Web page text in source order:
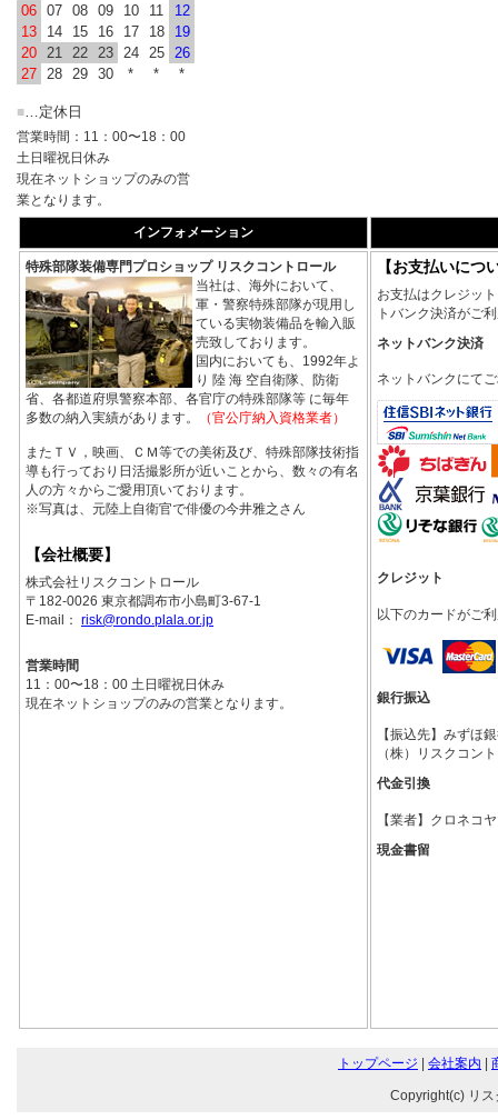
06 07 08 09 10 11
12
13
14 15 16 17 18
19
20
21 22 23 24 25
26
27
28 29 30 * * *
■ …定休日
営業時間：11：00〜18：00
土日曜祝日休み
現在ネットショップのみの営
業となります。
インフォメーション
特殊部隊装備専門プロショップ リスクコントロール
当社は、海外において、
軍・警察特殊部隊が現用し
ている実物装備品を輸入販
売致しております。
国内においても、1992年よ
り 陸 海 空自衛隊、防衛
省、各都道府県警察本部、各官庁の特殊部隊等 に毎年
多数の納入実績があります。
（官公庁納入資格業者）
またＴＶ，映画、ＣＭ等での美術及び、特殊部隊技術指
導も行っており日活撮影所が近いことから、数々の有名
人の方々からご愛用頂いております。
※写真は、元陸上自衛官で俳優の今井雅之さん
【会社概要】
株式会社リスクコントロール
〒182-0026 東京都調布市小島町3-67-1
E-mail： risk@rondo.plala.or.jp
営業時間
11：00〜18：00 土日曜祝日休み
現在ネットショップのみの営業となります。
【お支払いにつ
お支払はクレジッ
トバンク決済がご
ネットバンク決済
ネットバンクにて
クレジット
以下のカードがご
銀行振込
【振込先】みずほ
（株）リスクコン
代金引換
【業者】クロネコ
現金書留
トップページ | 会社案内 |
Copyright(c) リ